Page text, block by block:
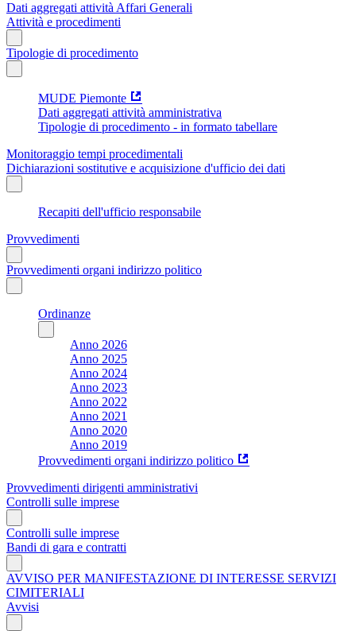
Dati aggregati attività Affari Generali
Attività e procedimenti
Tipologie di procedimento
MUDE Piemonte
Dati aggregati attività amministrativa
Tipologie di procedimento - in formato tabellare
Monitoraggio tempi procedimentali
Dichiarazioni sostitutive e acquisizione d'ufficio dei dati
Recapiti dell'ufficio responsabile
Provvedimenti
Provvedimenti organi indirizzo politico
Ordinanze
Anno 2026
Anno 2025
Anno 2024
Anno 2023
Anno 2022
Anno 2021
Anno 2020
Anno 2019
Provvedimenti organi indirizzo politico
Provvedimenti dirigenti amministrativi
Controlli sulle imprese
Controlli sulle imprese
Bandi di gara e contratti
AVVISO PER MANIFESTAZIONE DI INTERESSE SERVIZI
CIMITERIALI
Avvisi